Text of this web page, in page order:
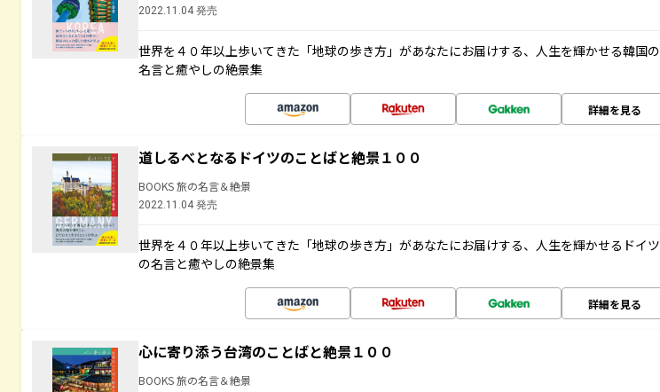
2022.11.04 発売
世界を４０年以上歩いてきた「地球の歩き方」があなたにお届けする、人生を輝かせる韓国の
名言と癒やしの絶景集
詳細を見る
道しるべとなるドイツのことばと絶景１００
BOOKS 旅の名言＆絶景
2022.11.04 発売
世界を４０年以上歩いてきた「地球の歩き方」があなたにお届けする、人生を輝かせるドイツ
の名言と癒やしの絶景集
詳細を見る
心に寄り添う台湾のことばと絶景１００
BOOKS 旅の名言＆絶景